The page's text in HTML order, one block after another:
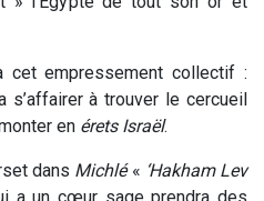
cet empressement collectif :
s’affairer à trouver le cercueil
en érets Israël.
dans Michlé « ‘Hakham Lev
a un cœur sage prendra des